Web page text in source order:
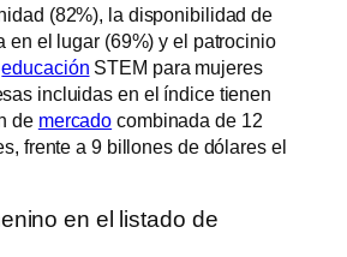
(82%), la disponibilidad de
en el lugar (69%) y el patrocinio
educación STEM para mujeres
incluidas en el índice tienen
de mercado combinada de 12
frente a 9 billones de dólares el
en el listado de